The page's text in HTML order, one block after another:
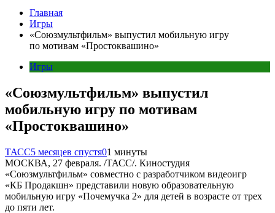
Главная
Игры
«Союзмультфильм» выпустил мобильную игру
по мотивам «Простоквашино»
Игры
«Союзмультфильм» выпустил
мобильную игру по мотивам
«Простоквашино»
ТАСС5 месяцев спустя01 минуты
МОСКВА, 27 февраля. /ТАСС/. Киностудия
«Союзмультфильм» совместно с разработчиком видеоигр
«КБ Продакшн» представили новую образовательную
мобильную игру «Почемучка 2» для детей в возрасте от трех
до пяти лет.